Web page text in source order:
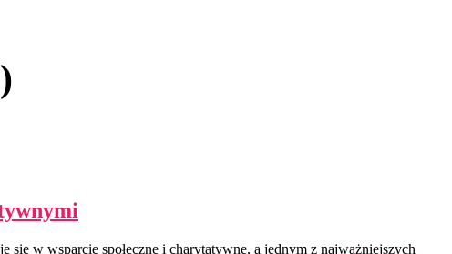
w wsparcie społeczne i charytatywne, a jednym z najważniejszych